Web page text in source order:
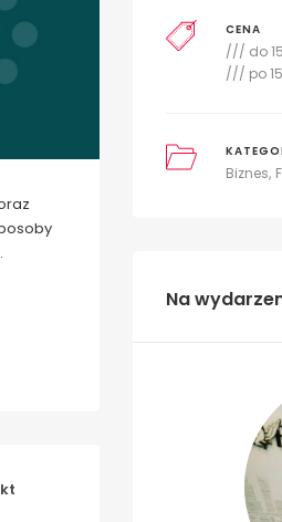
CENA
/// do
/// po
Biznes
Na